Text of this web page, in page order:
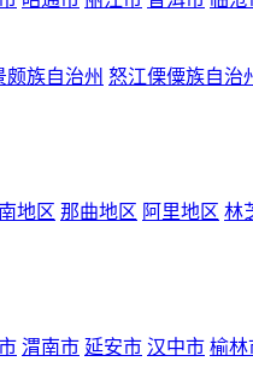
颇族自治州 怒江傈僳族自治
地区 那曲地区 阿里地区 林
渭南市 延安市 汉中市 榆林